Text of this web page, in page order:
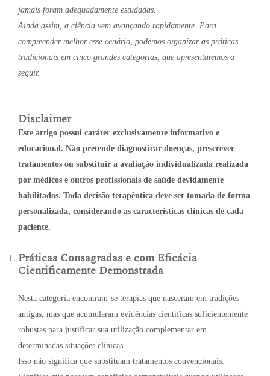
jamais foram adequadamente estudadas.
Ainda assim, a ciência vem avançando rapidamente. Para
compreender melhor esse cenário, podemos organizar as práticas
tradicionais em cinco grandes categorias, que apresentaremos a
seguir.
Disclaimer
Este artigo possui caráter exclusivamente informativo e
educacional. Não pretende diagnosticar doenças, prescrever
tratamentos ou substituir a avaliação individualizada realizada
por médicos e outros profissionais de saúde devidamente
habilitados. Toda decisão terapêutica deve ser tomada de forma
personalizada, considerando as características clínicas de cada
paciente.
Práticas Consagradas e com Eficácia
Cientificamente Demonstrada
Nesta categoria encontram-se terapias que nasceram em tradições
antigas, mas que acumularam evidências científicas suficientemente
robustas para justificar sua utilização complementar em
determinadas situações clínicas.
Isso não significa que substituam tratamentos convencionais.